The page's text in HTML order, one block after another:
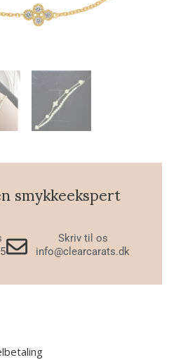
smykkeekspert
Skriv til os
info@clearcarats.dk